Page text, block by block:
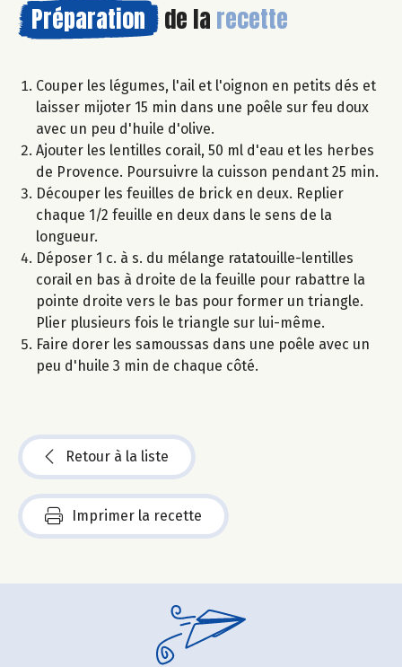
Préparation de la recette
Couper les légumes, l'ail et l'oignon en petits dés et
laisser mijoter 15 min dans une poêle sur feu doux
avec un peu d'huile d'olive.
Ajouter les lentilles corail, 50 ml d'eau et les herbes
de Provence. Poursuivre la cuisson pendant 25 min.
Découper les feuilles de brick en deux. Replier
chaque 1/2 feuille en deux dans le sens de la
longueur.
Déposer 1 c. à s. du mélange ratatouille-lentilles
corail en bas à droite de la feuille pour rabattre la
pointe droite vers le bas pour former un triangle.
Plier plusieurs fois le triangle sur lui-même.
Faire dorer les samoussas dans une poêle avec un
peu d'huile 3 min de chaque côté.
Retour à la liste
Imprimer la recette